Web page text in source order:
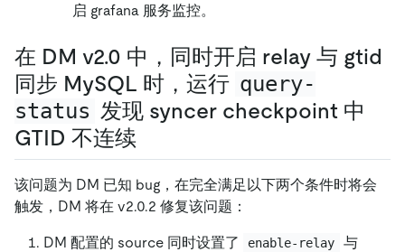
启 grafana 服务监控。
在 DM v2.0 中，同时开启 relay 与 gtid
同步 MySQL 时，运行 query-
status 发现 syncer checkpoint 中
GTID 不连续
该问题为 DM 已知 bug，在完全满足以下两个条件时将会
触发，DM 将在 v2.0.2 修复该问题：
DM 配置的 source 同时设置了 enable-relay 与